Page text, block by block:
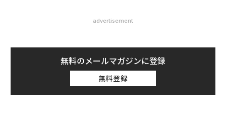
advertisement
無料のメールマガジンに登録
無料登録